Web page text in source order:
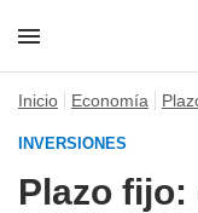
Inicio Economía
INVERSIONES
Plazo